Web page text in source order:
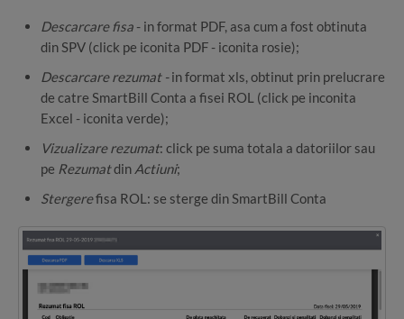
Descarcare fisa - in format PDF, asa cum a fost obtinuta
din SPV (click pe iconita PDF - iconita rosie);
Descarcare rezumat -in format xls, obtinut prin prelucrare
de catre SmartBill Conta a fisei ROL (click pe inconita
Excel - iconita verde);
Vizualizare rezumat: click pe suma totala a datoriilor sau
pe Rezumatdin Actiuni;
Stergerefisa ROL: se sterge din SmartBill Conta